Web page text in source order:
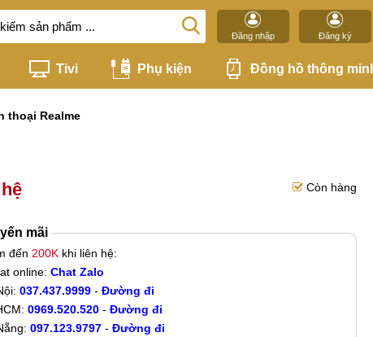
Đăng nhập Đăng ký
Tivi Phụ kiện Đồng hồ thông
thoại Realme
Còn hàng
mãi
đến 200K khi liên hệ:
online: Chat Zalo
037.437.9999 - Đường đi
0969.520.520 - Đường đi
097.123.9797 - Đường đi